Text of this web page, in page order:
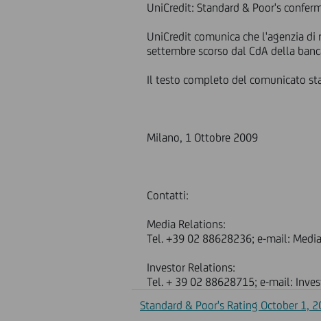
UniCredit: Standard & Poor's
UniCredit comunica che l'agenzia
settembre scorso dal CdA della
Il testo completo del comunicato
Milano, 1 Ottobre 2009
Contatti:
Media Relations:
Tel. +39 02 88628236; e-mail:
Investor Relations:
Tel. + 39 02 88628715; e-mail:
Standard & Poor's Rating October 1,